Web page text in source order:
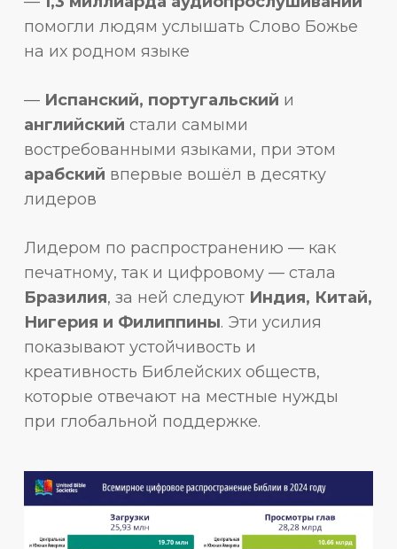
помогли людям услышать Слово Божье
на их родном языке
— Испанский, португальский и
английский стали самыми
востребованными языками, при этом
арабский впервые вошёл в десятку
лидеров
Лидером по распространению — как
печатному, так и цифровому — стала
Бразилия, за ней следуют Индия, Китай,
Нигерия и Филиппины. Эти усилия
показывают устойчивость и
креативность Библейских обществ,
которые отвечают на местные нужды
при глобальной поддержке.